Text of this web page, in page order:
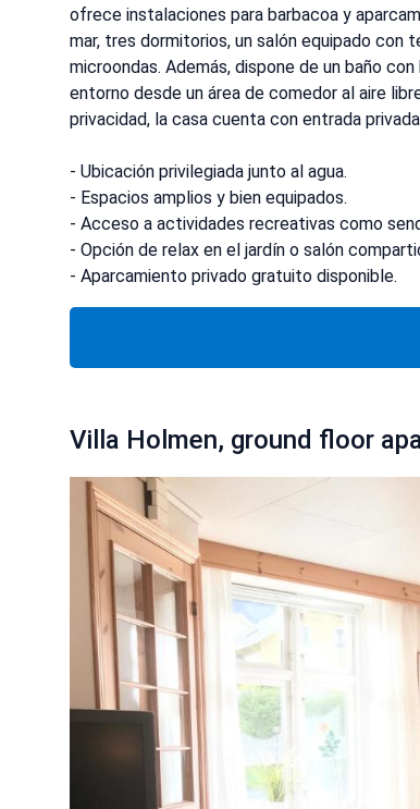
ofrece instalaciones para barbacoa y
mar, tres dormitorios, un salón equipado con
microondas. Además, dispone de un baño
entorno desde un área de comedor al aire
privacidad, la casa cuenta con entrada
- Ubicación privilegiada junto al agua.
- Espacios amplios y bien equipados.
- Acceso a actividades recreativas como
- Opción de relax en el jardín o salón
- Aparcamiento privado gratuito disponible.
Villa Holmen, ground floor